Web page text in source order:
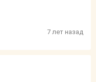
7 лет назад